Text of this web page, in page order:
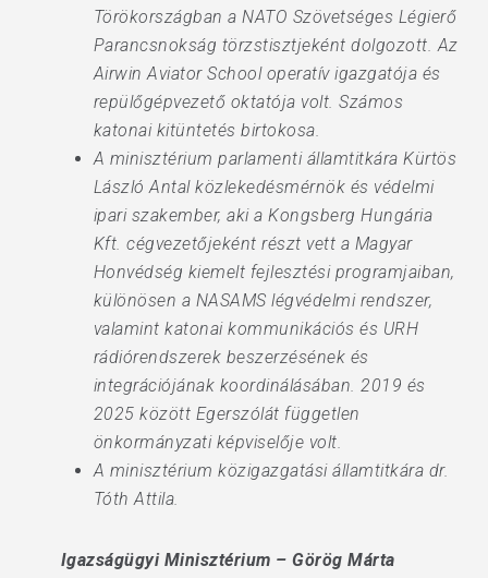
Törökországban a NATO Szövetséges Légierő
Parancsnokság törzstisztjeként dolgozott. Az
Airwin Aviator School operatív igazgatója és
repülőgépvezető oktatója volt. Számos
katonai kitüntetés birtokosa.
A minisztérium parlamenti államtitkára Kürtös
László Antal közlekedésmérnök és védelmi
ipari szakember, aki a Kongsberg Hungária
Kft. cégvezetőjeként részt vett a Magyar
Honvédség kiemelt fejlesztési programjaiban,
különösen a NASAMS légvédelmi rendszer,
valamint katonai kommunikációs és URH
rádiórendszerek beszerzésének és
integrációjának koordinálásában. 2019 és
2025 között Egerszólát független
önkormányzati képviselője volt.
A minisztérium közigazgatási államtitkára dr.
Tóth Attila.
Igazságügyi Minisztérium – Görög Márta